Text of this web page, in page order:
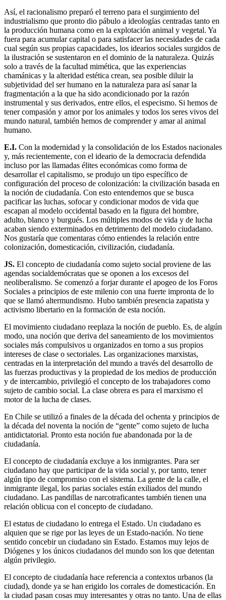
Así, el racionalismo preparó el terreno para el surgimiento del
industrialismo que pronto dio pábulo a ideologías centradas tanto en
la producción humana como en la explotación animal y vegetal. Ya
fuera para acumular capital o para satisfacer las necesidades de cada
cual según sus propias capacidades, los idearios sociales surgidos de
la ilustración se sustentaron en el dominio de la naturaleza. Quizás
solo a través de la facultad mimética, que las experiencias
chamánicas y la alteridad estética crean, sea posible diluir la
subjetividad del ser humano en la naturaleza para así sanar la
fragmentación a la que ha sido acondicionado por la razón
instrumental y sus derivados, entre ellos, el especismo. Si hemos de
tener compasión y amor por los animales y todos los seres vivos del
mundo natural, también hemos de comprender y amar al animal
humano.
E.I. Con la modernidad y la consolidación de los Estados nacionales
y, más recientemente, con el ideario de la democracia defendida
incluso por las llamadas élites económicas como forma de
desarrollar el capitalismo, se produjo un tipo específico de
configuración del proceso de colonización: la civilización basada en
la noción de ciudadanía. Con esto entendemos que se busca
pacificar las luchas, sofocar y condicionar modos de vida que
escapan al modelo occidental basado en la figura del hombre,
adulto, blanco y burgués. Los múltiples modos de vida y de lucha
acaban siendo exterminados en detrimento del modelo ciudadano.
Nos gustaría que comentaras cómo entiendes la relación entre
colonización, domesticación, civilización, ciudadanía.
JS. El concepto de ciudadanía como sujeto social proviene de las
agendas socialdemócratas que se oponen a los excesos del
neoliberalismo. Se comenzó a forjar durante el apogeo de los Foros
Sociales a principios de este milenio con una fuerte impronta de lo
que se llamó altermundismo. Hubo también presencia zapatista y
activismo libertario en la formación de esta noción.
El movimiento ciudadano reeplaza la noción de pueblo. Es, de algún
modo, una noción que deriva del saneamiento de los movimientos
sociales más compulsivos u organizados en torno a sus propios
intereses de clase o sectoriales. Las organizaciones marxistas,
centradas en la interpretación del mundo a través del desarrollo de
las fuerzas productivas y la propiedad de los medios de producción
y de intercambio, privilegió el concepto de los trabajadores como
sujeto de cambio social. La clase obrera es para el marxismo el
motor de la lucha de clases.
En Chile se utilizó a finales de la década del ochenta y principios de
la década del noventa la noción de “gente” como sujeto de lucha
antidictatorial. Pronto esta noción fue abandonada por la de
ciudadanía.
El concepto de ciudadanía excluye a los inmigrantes. Para ser
ciudadano hay que participar de la vida social y, por tanto, tener
algún tipo de compromiso con el sistema. La gente de la calle, el
inmigrante ilegal, los parias sociales están exiliados del mundo
ciudadano. Las pandillas de narcotraficantes también tienen una
relación oblicua con el concepto de ciudadano.
El estatus de ciudadano lo entrega el Estado. Un ciudadano es
alquien que se rige por las leyes de un Estado-nación. No tiene
sentido concebir un ciudadano sin Estado. Estamos muy lejos de
Diógenes y los únicos ciudadanos del mundo son los que detentan
algún privilegio.
El concepto de ciudadanía hace referencia a contextos urbanos (la
ciudad), donde ya se han erigido los corrales de domesticación. En
la ciudad pasan cosas muy interesantes y otras no tanto. Una de ellas